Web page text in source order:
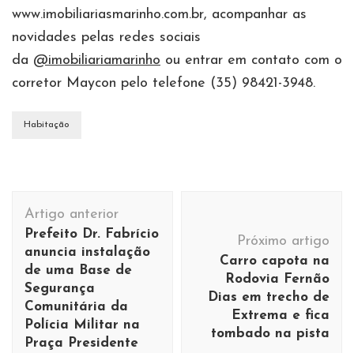
www.imobiliariasmarinho.com.br, acompanhar as
novidades pelas redes sociais
da @imobiliariamarinho ou entrar em contato com o
corretor Maycon pelo telefone (35) 98421-3948.
Habitação
Navegação
de
post
Artigo anterior
Prefeito Dr. Fabrício
anuncia instalação
de uma Base de
Segurança
Comunitária da
Polícia Militar na
Praça Presidente
Próximo artigo
Carro capota na
Rodovia Fernão
Dias em trecho de
Extrema e fica
tombado na pista